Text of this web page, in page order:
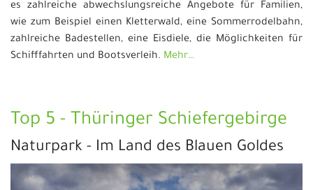
es zahlreiche abwechslungsreiche Angebote für Familien,
wie zum Beispiel einen Kletterwald, eine Sommerrodelbahn,
zahlreiche Badestellen, eine Eisdiele, die Möglichkeiten für
Schifffahrten und Bootsverleih. Mehr…
Top 5 - Thüringer Schiefergebirge
Naturpark - Im Land des Blauen Goldes